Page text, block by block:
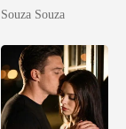
Souza Souza